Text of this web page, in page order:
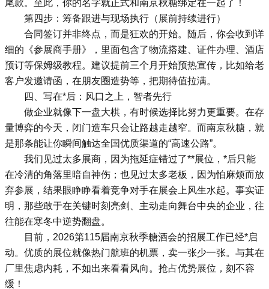
尾款。至此，你的名字就正式和南京秋糖绑定在一起了！
第四步：筹备跟进与现场执行（展前持续进行）
合同签订并非终点，而是狂欢的开始。随后，你会收到详
细的《参展商手册》，里面包含了物流搭建、证件办理、酒店
预订等保姆级教程。建议提前三个月开始预热宣传，比如给老
客户发邀请函，在朋友圈造势等，把期待值拉满。
四、写在*后：风口之上，智者先行
做企业就像下一盘大棋，有时候选择比努力更重要。在存
量博弈的今天，闭门造车只会让路越走越窄。而南京秋糖，就
是那条能让你瞬间触达全国优质渠道的“高速公路”。
我们见过太多展商，因为拖延症错过了**展位，*后只能
在冷清的角落里暗自神伤；也见过太多老板，因为怕麻烦而放
弃参展，结果眼睁睁看着竞争对手在展会上风生水起。事实证
明，那些敢于在关键时刻亮剑、主动走向舞台中央的企业，往
往能在寒冬中逆势翻盘。
目前，2026第115届南京秋季糖酒会的招展工作已经*启
动。优质的展位就像热门航班的机票，卖一张少一张。与其在
厂里焦虑内耗，不如出来看看风向。抢占优势展位，刻不容
缓！